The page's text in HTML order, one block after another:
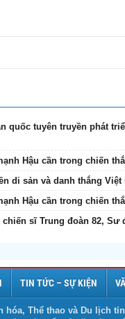
quốc tuyên truyền phát
Hậu cần trong chiến
di sản và danh thắng Việt
Hậu cần trong chiến
sĩ Trung đoàn 82, Sư
TIN TỨC – SỰ KIỆN
Thể thao và Du lịch